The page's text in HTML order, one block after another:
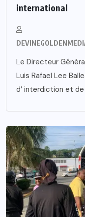
international
Le Directeur
Luis Rafael Lee
d’ interdiction et